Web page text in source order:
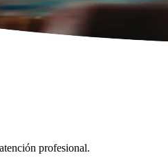
profesional.